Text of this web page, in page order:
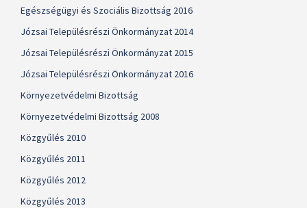
Egészségügyi és Szociális Bizottság 2016
Józsai Településrészi Önkormányzat 2014
Józsai Településrészi Önkormányzat 2015
Józsai Településrészi Önkormányzat 2016
Környezetvédelmi Bizottság
Környezetvédelmi Bizottság 2008
Közgyűlés 2010
Közgyűlés 2011
Közgyűlés 2012
Közgyűlés 2013